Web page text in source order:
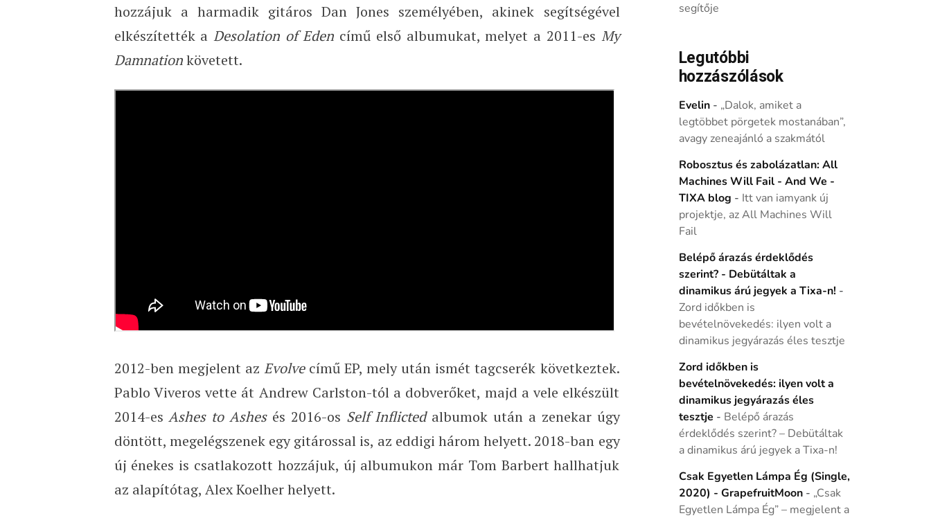
hozzájuk a harmadik gitáros Dan Jones személyében, akinek segítségével
elkészítették a Desolation of Eden című első albumukat, melyet a 2011-es My
Damnationkövetett.
2012-ben megjelent az Evolvecímű EP, mely után ismét tagcserék következtek.
Pablo Viveros vette át Andrew Carlston-tól a dobverőket, majd a vele elkészült
2014-esAshes to Ashesés 2016-os Self Inflictedalbumok után a zenekar úgy
döntött, megelégszenek egy gitárossal is, az eddigi három helyett. 2018-ban egy
új énekes is csatlakozott hozzájuk, új albumukon már Tom Barbert hallhatjuk
az alapítótag, Alex Koelher helyett.
segítője
Legutóbbi
hozzászólások
Evelin- „Dalok, amiket a
legtöbbet pörgetek mostanában”,
avagy zeneajánló a szakmától
Robosztus és zabolázatlan: All
Machines Will Fail - And We -
TIXA blog - Itt van iamyank új
projektje, az All Machines Will
Fail
Belépő árazás érdeklődés
szerint? - Debütáltak a
dinamikus árú jegyek a Tixa-n! -
Zord időkben is
bevételnövekedés: ilyen volt a
dinamikus jegyárazás éles tesztje
Zord időkben is
bevételnövekedés: ilyen volt a
dinamikus jegyárazás éles
tesztje - Belépő árazás
érdeklődés szerint? – Debütáltak
a dinamikus árú jegyek a Tixa-n!
Csak Egyetlen Lámpa Ég (Single,
2020) - GrapefruitMoon- „Csak
Egyetlen Lámpa Ég” – megjelent a